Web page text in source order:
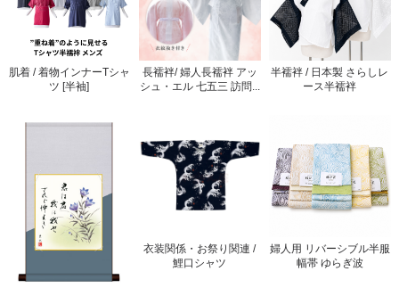
肌着 / 着物インナーTシャ
ツ [半袖]
長襦袢/ 婦人長襦袢 アッ
シュ・エル 七五三 訪問...
半襦袢 / 日本製 さらしレ
ース半襦袢
衣装関係・お祭り関連 /
鯉口シャツ
婦人用 リバーシブル半服
幅帯 ゆらぎ波